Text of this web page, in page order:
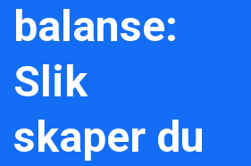
balanse:
Slik
skaper du